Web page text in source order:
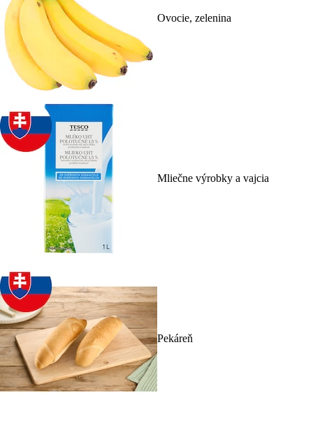
Ovocie, zelenina
Mliečne výrobky a vajcia
Pekáreň